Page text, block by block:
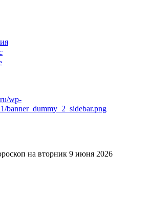
на вторник 9 июня 2026